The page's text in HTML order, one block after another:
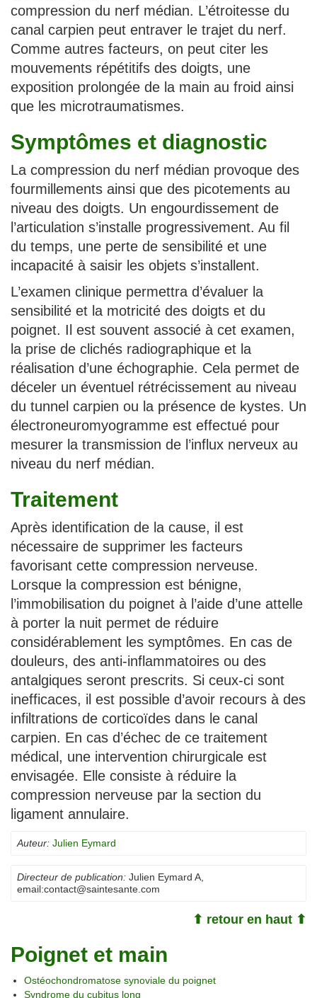
compression du nerf médian. L’étroitesse du
canal carpien peut entraver le trajet du nerf.
Comme autres facteurs, on peut citer les
mouvements répétitifs des doigts, une
exposition prolongée de la main au froid ainsi
que les microtraumatismes.
Symptômes et diagnostic
La compression du nerf médian provoque des
fourmillements ainsi que des picotements au
niveau des doigts. Un engourdissement de
l’articulation s’installe progressivement. Au fil
du temps, une perte de sensibilité et une
incapacité à saisir les objets s’installent.
L’examen clinique permettra d’évaluer la
sensibilité et la motricité des doigts et du
poignet. Il est souvent associé à cet examen,
la prise de clichés radiographique et la
réalisation d’une échographie. Cela permet de
déceler un éventuel rétrécissement au niveau
du tunnel carpien ou la présence de kystes. Un
électroneuromyogramme est effectué pour
mesurer la transmission de l’influx nerveux au
niveau du nerf médian.
Traitement
Après identification de la cause, il est
nécessaire de supprimer les facteurs
favorisant cette compression nerveuse.
Lorsque la compression est bénigne,
l’immobilisation du poignet à l’aide d’une attelle
à porter la nuit permet de réduire
considérablement les symptômes. En cas de
douleurs, des anti-inflammatoires ou des
antalgiques seront prescrits. Si ceux-ci sont
inefficaces, il est possible d’avoir recours à des
infiltrations de corticoïdes dans le canal
carpien. En cas d’échec de ce traitement
médical, une intervention chirurgicale est
envisagée. Elle consiste à réduire la
compression nerveuse par la section du
ligament annulaire.
Auteur: Julien Eymard
Directeur de publication: Julien Eymard A
email:contact@saintesante.com
⬆ retour en haut ⬆
Poignet et main
Ostéochondromatose synoviale du poignet
Syndrome du cubitus long